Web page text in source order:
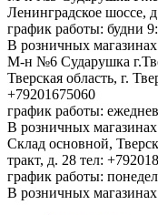
Ленинградское шоссе,
график работы: будни
В розничных магазинах
М-н №6 Сударушка
Тверская область, г.
+79201675060
график работы:
В розничных магазинах
Склад основной,
тракт, д. 28 тел:
график работы:
В розничных магазинах